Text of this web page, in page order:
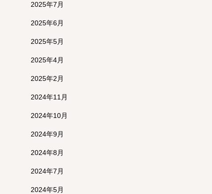
2025年7月
2025年6月
2025年5月
2025年4月
2025年2月
2024年11月
2024年10月
2024年9月
2024年8月
2024年7月
2024年5月